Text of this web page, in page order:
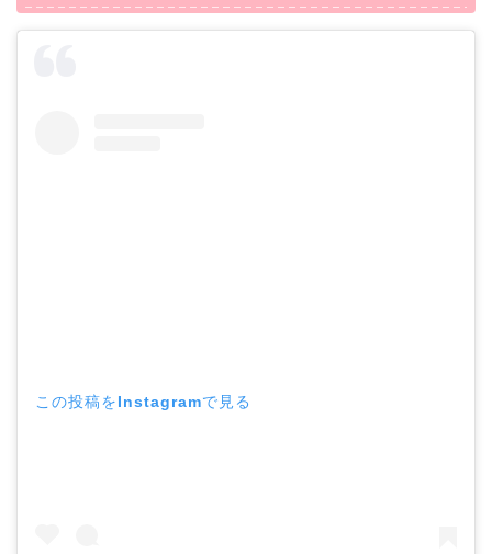
この投稿をInstagramで見る